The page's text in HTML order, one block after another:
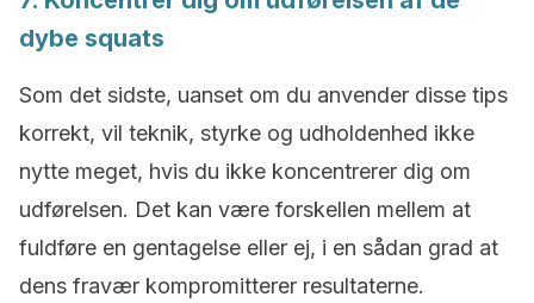
dybe squats
Som det sidste, uanset om du anvender disse tips
korrekt, vil teknik, styrke og udholdenhed ikke
nytte meget, hvis du ikke koncentrerer dig om
udførelsen. Det kan være forskellen mellem at
fuldføre en gentagelse eller ej, i en sådan grad at
dens fravær kompromitterer resultaterne.